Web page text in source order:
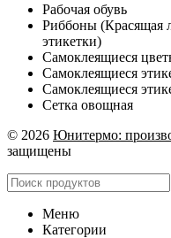
Рабочая обувь
Риббоны (Красящая
этикетки)
Самоклеящиеся
Самоклеящиеся
Самоклеящиеся
Сетка овощная
© 2026 Юнитермо:
защищены
Меню
Категории